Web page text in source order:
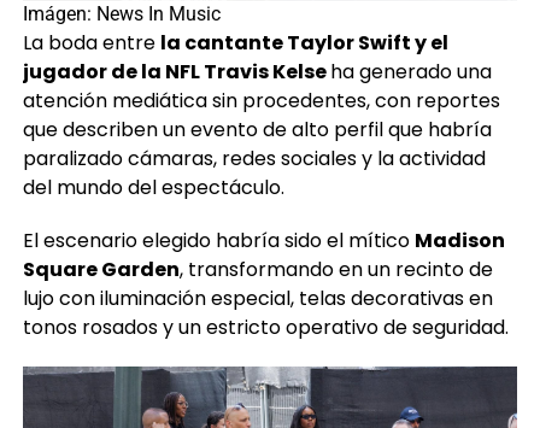
Imágen: News In Music
La boda entre la cantante Taylor Swift y el
jugador de la NFL Travis Kelseha generado una
atención mediática sin procedentes, con reportes
que describen un evento de alto perfil que habría
paralizado cámaras, redes sociales y la actividad
del mundo del espectáculo.
El escenario elegido habría sido el mítico Madison
Square Garden, transformando en un recinto de
lujo con iluminación especial, telas decorativas en
tonos rosados y un estricto operativo de seguridad.